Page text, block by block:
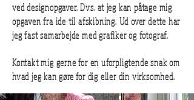
ved designopgaver. Dvs. at jeg kan påtage mig
opgaven fra ide til afskibning. Ud over dette har
jeg fast samarbejde med grafiker og fotograf.
Kontakt mig gerne for en uforpligtende snak om
hvad jeg kan gøre for dig eller din virksomhed.